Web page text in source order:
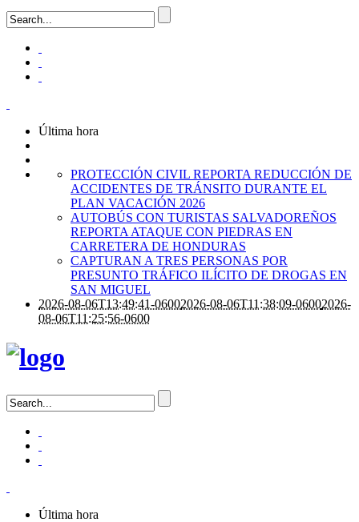
Última hora
PROTECCIÓN CIVIL REPORTA REDUCCIÓN DE
ACCIDENTES DE TRÁNSITO DURANTE EL
PLAN VACACIÓN 2026
AUTOBÚS CON TURISTAS SALVADOREÑOS
REPORTA ATAQUE CON PIEDRAS EN
CARRETERA DE HONDURAS
CAPTURAN A TRES PERSONAS POR
PRESUNTO TRÁFICO ILÍCITO DE DROGAS EN
SAN MIGUEL
2026-08-06T13:49:41-06002026-08-06T11:38:09-06002026-
08-06T11:25:56-0600
Última hora